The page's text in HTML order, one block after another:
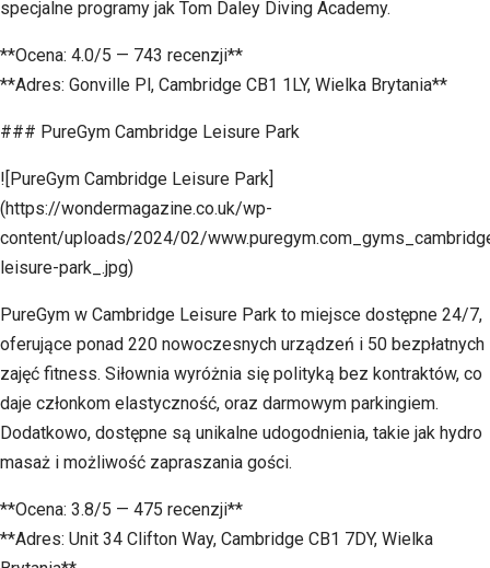
specjalne programy jak Tom Daley Diving Academy.
**Ocena: 4.0/5 — 743 recenzji**
**Adres: Gonville Pl, Cambridge CB1 1LY, Wielka Brytania**
### PureGym Cambridge Leisure Park
![PureGym Cambridge Leisure Park]
(https://wondermagazine.co.uk/wp-
content/uploads/2024/02/
leisure-park_.jpg)
PureGym w Cambridge Leisure Park to miejsce dostępne 24/7,
oferujące ponad 220 nowoczesnych urządzeń i 50 bezpłatnych
zajęć fitness. Siłownia wyróżnia się polityką bez kontraktów, co
daje członkom elastyczność, oraz darmowym parkingiem.
Dodatkowo, dostępne są unikalne udogodnienia, takie jak hydro
masaż i możliwość zapraszania gości.
**Ocena: 3.8/5 — 475 recenzji**
**Adres: Unit 34 Clifton Way, Cambridge CB1 7DY, Wielka